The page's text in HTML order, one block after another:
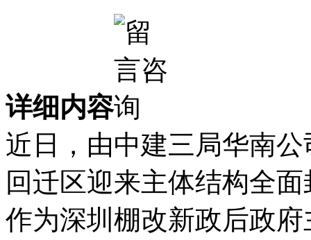
详细内容
近日，由中建三局华南
回迁区迎来主体结构全
作为深圳棚改新政后政